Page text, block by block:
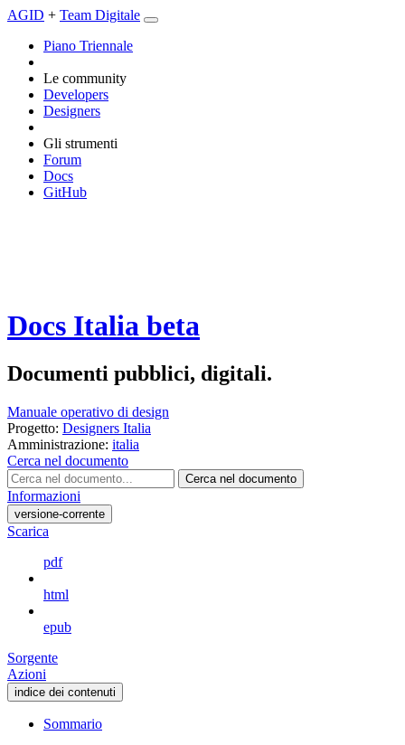
AGID + Team Digitale
Piano Triennale
Le community
Developers
Designers
Gli strumenti
Forum
Docs
GitHub
Docs Italia beta
Documenti pubblici, digitali.
Manuale operativo di design
Progetto: Designers Italia
Amministrazione: italia
Cerca nel documento
Cerca nel documento
Informazioni
versione-corrente
Scarica
pdf
html
epub
Sorgente
Azioni
indice dei contenuti
Sommario